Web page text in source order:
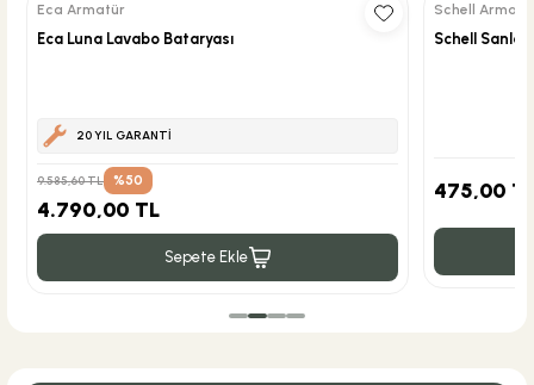
Eca Armatür
Eca Luna Lavabo Bataryası
20 YIL GARANTİ
9.585,60 TL %50
4.790,00 TL
Sepete Ekle
Schell
Schell
475,00